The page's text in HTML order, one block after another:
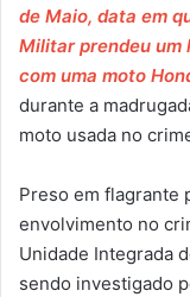
de Maio, data em
Militar prendeu um
com uma moto
durante a
moto usada no
Preso em flagrante
envolvimento no
Unidade Integrada
sendo investigado